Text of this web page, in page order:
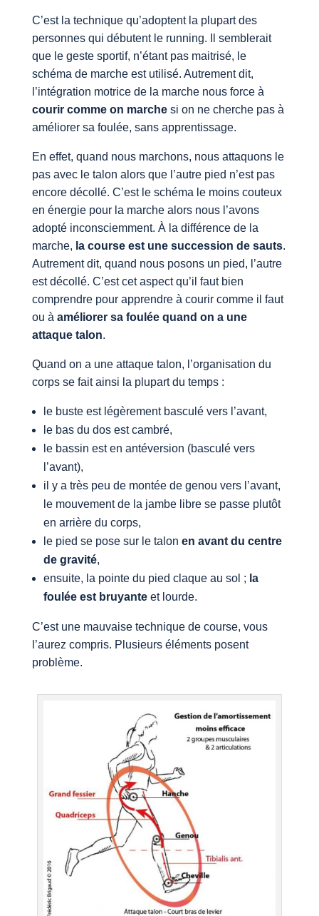
C’est la technique qu’adoptent la plupart des
personnes qui débutent le running. Il semblerait
que le geste sportif, n’étant pas maitrisé, le
schéma de marche est utilisé. Autrement dit,
l’intégration motrice de la marche nous force à
courir comme on marchesi on ne cherche pas à
améliorer sa foulée, sans apprentissage.
En effet, quand nous marchons, nous attaquons le
pas avec le talon alors que l’autre pied n’est pas
encore décollé. C’est le schéma le moins couteux
en énergie pour la marche alors nous l’avons
adopté inconsciemment. À la différence de la
marche, la course est une succession de sauts.
Autrement dit, quand nous posons un pied, l’autre
est décollé. C’est cet aspect qu’il faut bien
comprendre pour apprendre à courir comme il faut
ou à améliorer sa foulée quand on a une
attaque talon.
Quand on a une attaque talon, l’organisation du
corps se fait ainsi la plupart du temps :
le buste est légèrement basculé vers l’avant,
le bas du dos est cambré,
le bassin est en antéversion (basculé vers
l’avant),
il y a très peu de montée de genou vers l’avant,
le mouvement de la jambe libre se passe plutôt
en arrière du corps,
le pied se pose sur le talon en avant du centre
de gravité,
ensuite, la pointe du pied claque au sol ; la
foulée est bruyanteet lourde.
C’est une mauvaise technique de course, vous
l’aurez compris. Plusieurs éléments posent
problème.